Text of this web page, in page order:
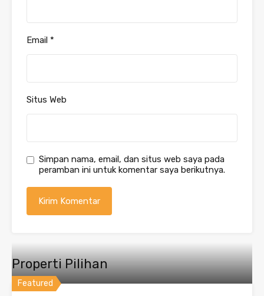
Email *
Situs Web
Simpan nama, email, dan situs web saya pada
peramban ini untuk komentar saya berikutnya.
Properti Pilihan
Featured